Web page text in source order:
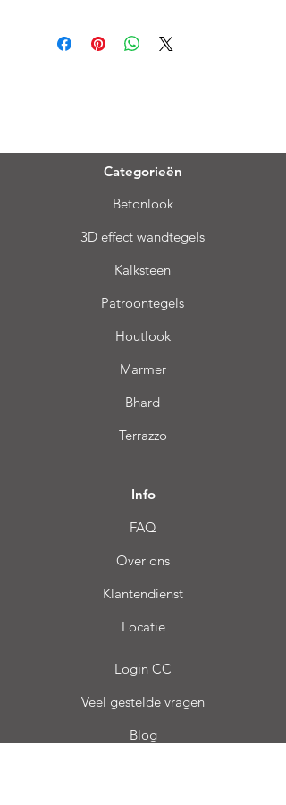
Categorieën
Betonlook
3D effect wandtegels
Kalksteen
Patroontegels
Houtlook
Marmer
Bhard
Terrazzo
Info
FAQ
Over ons
Klantendienst
Locatie
Login CC
Veel gestelde vragen
Blog